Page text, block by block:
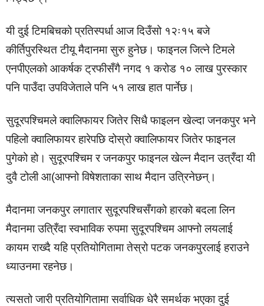
यी दुई टिमबिचको प्रतिस्पर्धा आज दिउँसो १२ः१५ बजे
कीर्तिपुरस्थित टीयू मैदानमा सुरु हुनेछ। फाइनल जित्ने टिमले
एनपीएलको आकर्षक ट्रफीसँगै नगद १ करोड १० लाख पुरस्कार
पनि पाउँदा उपविजेताले पनि ५१ लाख हात पार्नेछ।
सुदूरपश्चिमले क्वालिफायर जितेर सिधै फाइलन खेल्दा जनकपुर भने
पहिलो क्वालिफायर हारेपछि दोस्रो क्वालिफायर जितेर फाइनल
पुगेको हो। सुदूरपश्चिम र जनकपुर फाइनल खेल्न मैदान उत्रँदा यी
दुवै टोली आ(आफ्नो विषेशताका साथ मैदान उत्रिनेछन्।
मैदानमा जनकपुर लगातार सुदूरपश्चिसँगको हारको बदला लिन
मैदानमा उत्रिँदा स्वभाविक रुपमा सुदूरपश्चिम आफ्नो लयलाई
कायम राख्दै यहि प्रतियोगितामा तेस्रो पटक जनकपुरलाई हराउने
ध्याउनमा रहनेछ।
त्यसतो जारी प्रतियोगितामा सर्वाधिक धेरै समर्थक भएका दुई